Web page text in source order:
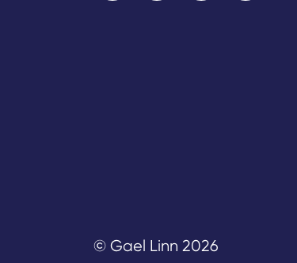
© Gael Linn 2026